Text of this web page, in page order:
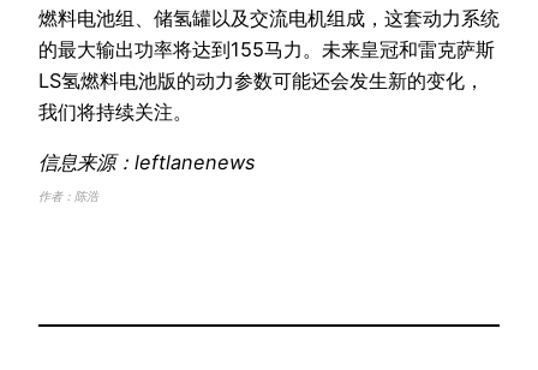
燃料电池组、储氢罐以及交流电机组成，这套动力系统
的最大输出功率将达到155马力。未来皇冠和雷克萨斯
LS氢燃料电池版的动力参数可能还会发生新的变化，
我们将持续关注。
信息来源：leftlanenews
作者：陈浩